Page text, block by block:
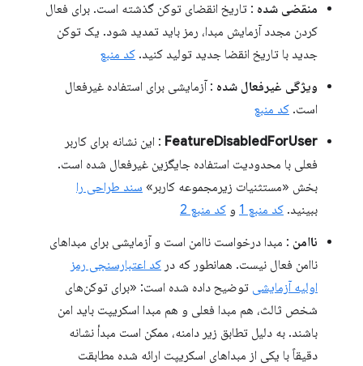
منقضی شده : تاریخ انقضای توکن گذشته است. برای فعال
کردن مجدد آزمایش مبدا، رمز باید تمدید شود. یک توکن
جدید با تاریخ انقضا جدید تولید کنید. کد منبع
ویژگی غیرفعال شده : آزمایشی برای استفاده غیرفعال
است. کد منبع
FeatureDisabledForUser : این نشانه برای کاربر
فعلی با محدودیت استفاده جایگزین غیرفعال شده است.
بخش «مستثنیات زیرمجموعه کاربر» سند طراحی را
ببینید. کد منبع 1 و کد منبع 2
ناامن : مبدا درخواست ناامن است و آزمایشی برای مبداهای
ناامن فعال نیست. همانطور که در کد اعتبارسنجی رمز
اولیه آزمایشی توضیح داده شده است: «برای توکن‌های
شخص ثالث، هم مبدا فعلی و هم مبدا اسکریپت باید امن
باشند. به دلیل تطابق زیر دامنه، ممکن است مبدأ نشانه
دقیقاً با یکی از مبداهای اسکریپت ارائه شده مطابقت